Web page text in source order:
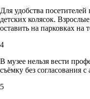
Для удобства посетителей
детских колясок.
оставить на парковках
4
В музее нельзя вести
съёмку без
5